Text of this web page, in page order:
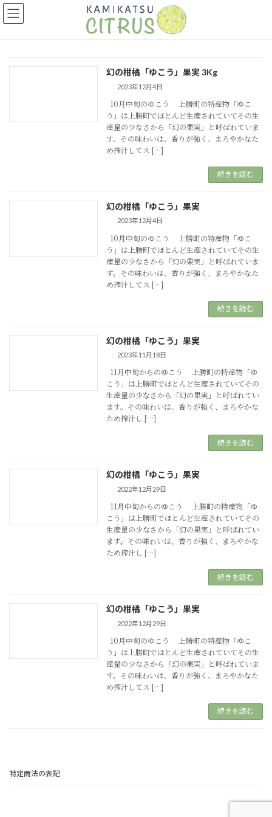
コ
ン
ナ
ビ
幻の柑橘「ゆこう」果実 3Kg
2023年12月4日
10月中旬のゆこう 上勝町の特産物「ゆこ
う」は上勝町でほとんど生産されていてその生
産量の少なさから「幻の果実」と呼ばれていま
す。その味わいは、香りが強く、まろやかなた
め搾汁してス […]
続きを読む
幻の柑橘「ゆこう」果実
2023年12月4日
10月中旬のゆこう 上勝町の特産物「ゆこ
う」は上勝町でほとんど生産されていてその生
産量の少なさから「幻の果実」と呼ばれていま
す。その味わいは、香りが強く、まろやかなた
め搾汁してス […]
続きを読む
幻の柑橘「ゆこう」果実
2023年11月18日
11月中旬からのゆこう 上勝町の特産物「ゆ
こう」は上勝町でほとんど生産されていてその
生産量の少なさから「幻の果実」と呼ばれてい
ます。その味わいは、香りが強く、まろやかな
ため搾汁し […]
続きを読む
幻の柑橘「ゆこう」果実
2022年12月29日
11月中旬からのゆこう 上勝町の特産物「ゆ
こう」は上勝町でほとんど生産されていてその
生産量の少なさから「幻の果実」と呼ばれてい
ます。その味わいは、香りが強く、まろやかな
ため搾汁し […]
続きを読む
幻の柑橘「ゆこう」果実
2022年12月29日
10月中旬のゆこう 上勝町の特産物「ゆこ
う」は上勝町でほとんど生産されていてその生
産量の少なさから「幻の果実」と呼ばれていま
す。その味わいは、香りが強く、まろやかなた
め搾汁してス […]
続きを読む
特定商法の表記